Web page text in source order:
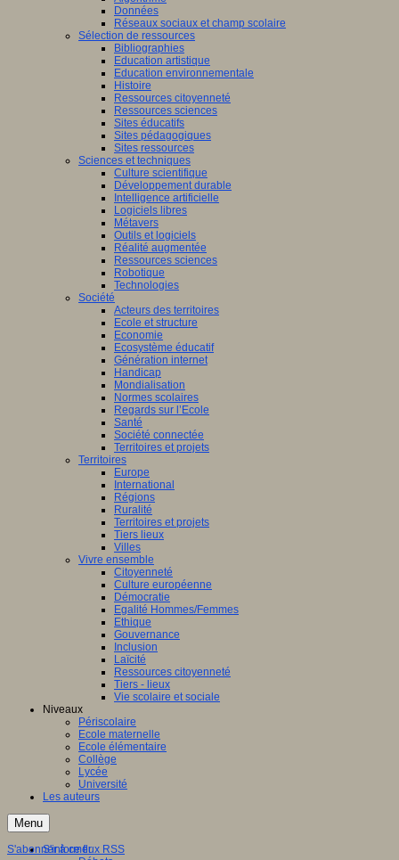
Données
Réseaux sociaux et champ scolaire
Sélection de ressources
Bibliographies
Education artistique
Education environnementale
Histoire
Ressources citoyenneté
Ressources sciences
Sites éducatifs
Sites pédagogiques
Sites ressources
Sciences et techniques
Culture scientifique
Développement durable
Intelligence artificielle
Logiciels libres
Métavers
Outils et logiciels
Réalité augmentée
Ressources sciences
Robotique
Technologies
Société
Acteurs des territoires
Ecole et structure
Economie
Ecosystème éducatif
Génération internet
Handicap
Mondialisation
Normes scolaires
Regards sur l’Ecole
Santé
Société connectée
Territoires et projets
Territoires
Europe
International
Régions
Ruralité
Territoires et projets
Tiers lieux
Villes
Vivre ensemble
Citoyenneté
Culture européenne
Démocratie
Egalité Hommes/Femmes
Ethique
Gouvernance
Inclusion
Laïcité
Ressources citoyenneté
Tiers - lieux
Vie scolaire et sociale
Niveaux
Périscolaire
Ecole maternelle
Ecole élémentaire
Collège
Lycée
Université
Les auteurs
Menu
S'informer
S'abonner à ce flux RSS